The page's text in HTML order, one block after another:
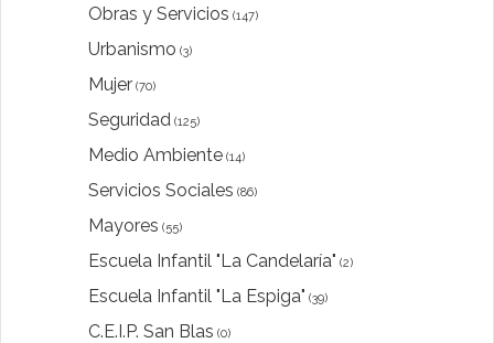
Obras y Servicios (147)
Urbanismo (3)
Mujer (70)
Seguridad (125)
Medio Ambiente (14)
Servicios Sociales (86)
Mayores (55)
Escuela Infantil "La Candelaría" (2)
Escuela Infantil "La Espiga" (39)
C.E.I.P. San Blas (0)